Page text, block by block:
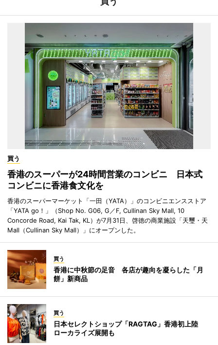
買う
香港のスーパーが24時間営業のコンビニ 日本式
コンビニに香港食文化を
香港のスーパーマーケット「一田（YATA）」のコンビニエンスストア
「YATA go！」（Shop No. G06, G／F, Cullinan Sky Mall, 10
Concorde Road, Kai Tak, KL）が7月31日、啓徳の商業施設「天璽・天
Mall（Cullinan Sky Mall）」にオープンした。
買う
香港に中秋節の足音 各店が趣向を凝らした「月
餅」新商品
買う
日本セレクトショップ「RAGTAG」香港初上陸
ローカライズ展開も